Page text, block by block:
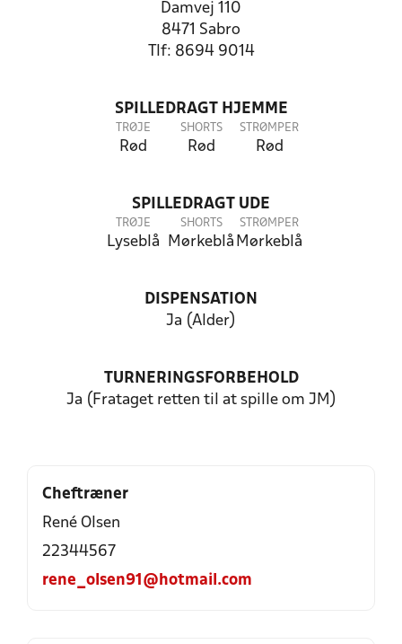
Damvej 110
8471 Sabro
Tlf: 8694 9014
SPILLEDRAGT HJEMME
TRØJE
Rød
SHORTS
Rød
STRØMPER
Rød
SPILLEDRAGT UDE
TRØJE
Lyseblå
SHORTS
Mørkeblå
STRØMPER
Mørkeblå
DISPENSATION
Ja (Alder)
TURNERINGSFORBEHOLD
Ja (Frataget retten til at spille om JM)
Cheftræner
René Olsen
22344567
rene_olsen91@hotmail.com